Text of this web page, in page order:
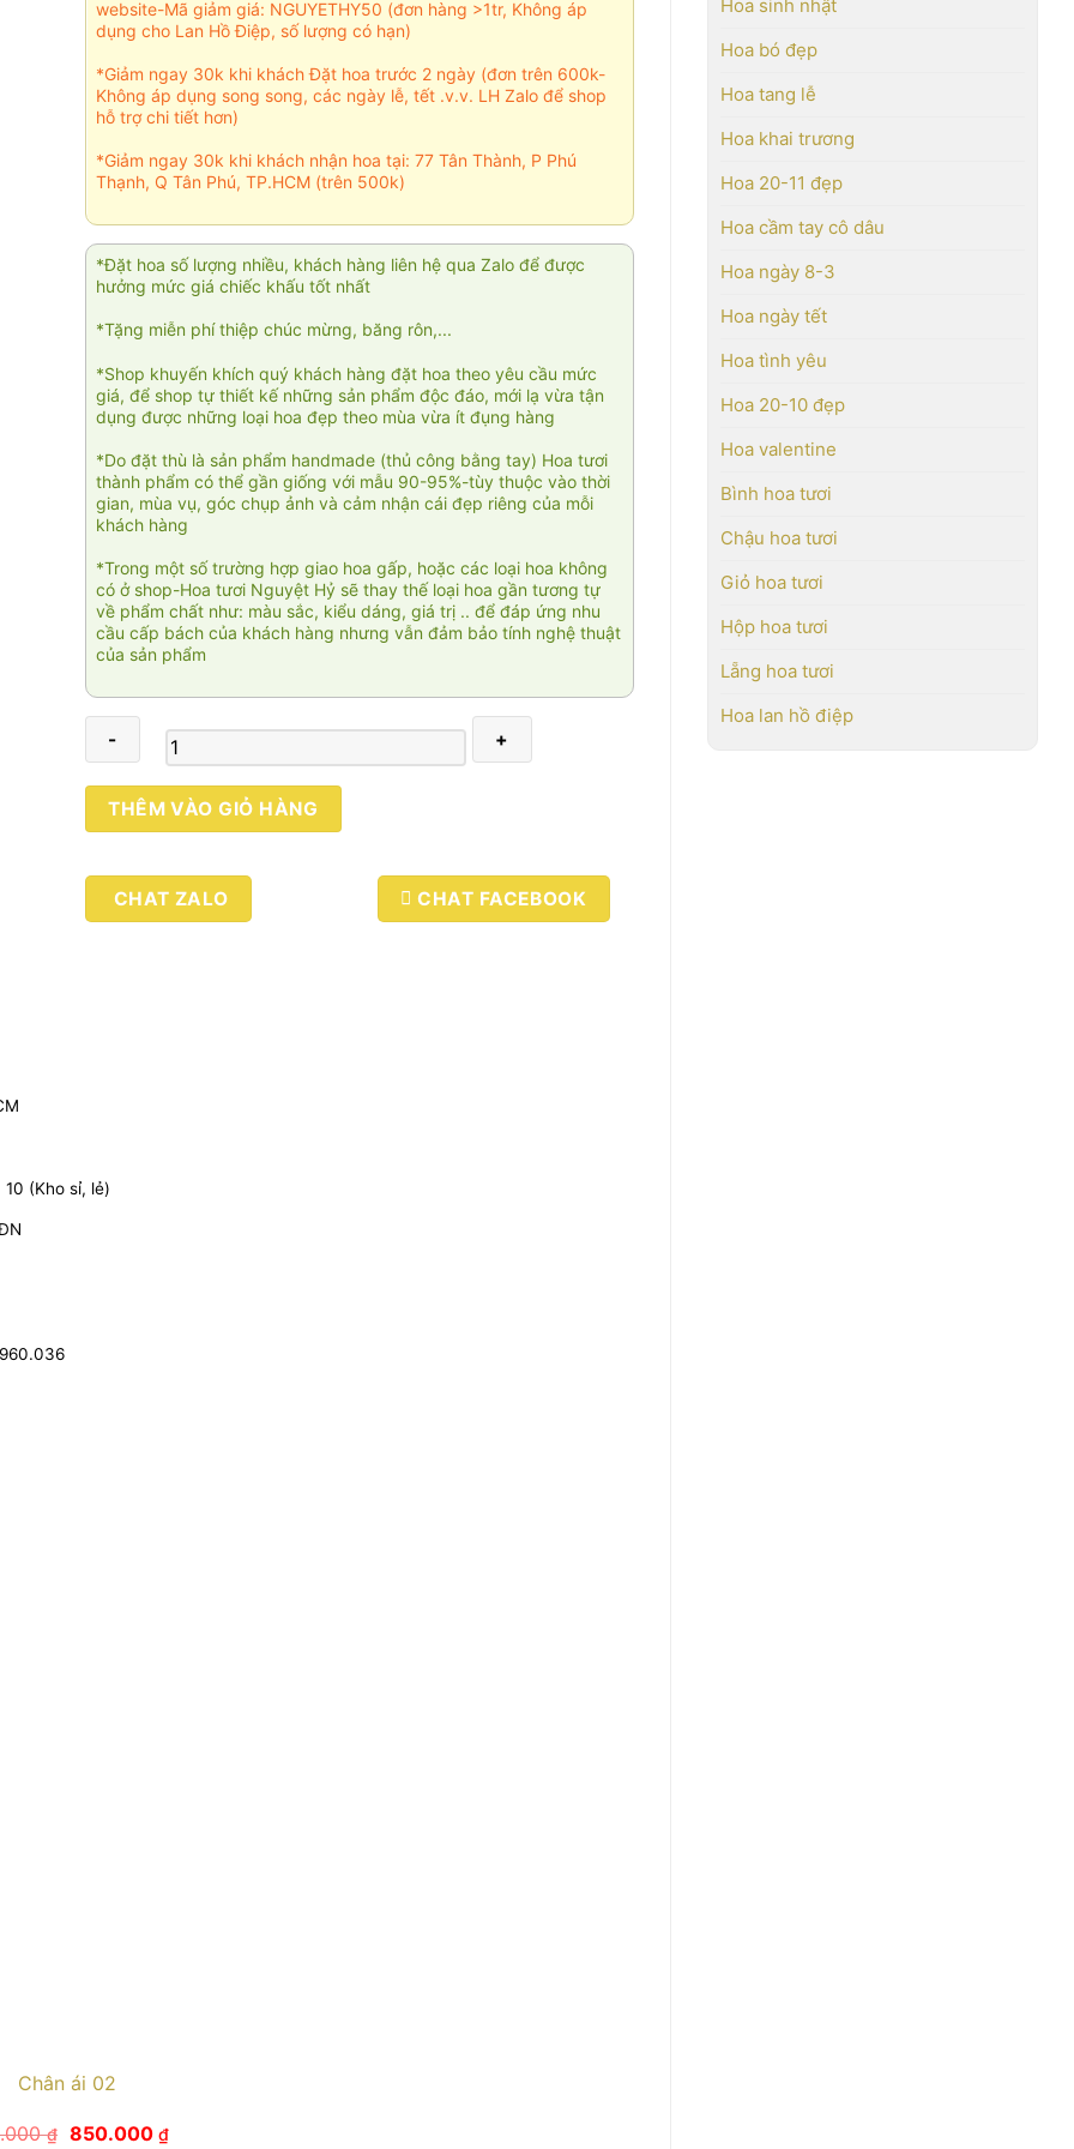
Hoa sinh nhật
Hoa bó đẹp
Hoa tang lễ
Hoa khai trương
Hoa 20-11 đẹp
Hoa cầm tay cô dâu
Hoa ngày 8-3
Hoa ngày tết
Hoa tình yêu
Hoa 20-10 đẹp
Hoa valentine
Bình hoa tươi
Chậu hoa tươi
Giỏ hoa tươi
Hộp hoa tươi
Lẵng hoa tươi
Hoa lan hồ điệp
website-Mã giảm giá: NGUYETHY50 (đơn hàng >1tr, Không áp
dụng cho Lan Hồ Điệp, số lượng có hạn)
*Giảm ngay 30k khi khách Đặt hoa trước 2 ngày (đơn trên 600k-
Không áp dụng song song, các ngày lễ, tết .v.v. LH Zalo để shop
hỗ trợ chi tiết hơn)
*Giảm ngay 30k khi khách nhận hoa tại: 77 Tân Thành, P Phú
Thạnh, Q Tân Phú, TP.HCM (trên 500k)
*Đặt hoa số lượng nhiều, khách hàng liên hệ qua Zalo để được
hưởng mức giá chiếc khấu tốt nhất
*Tặng miễn phí thiệp chúc mừng, băng rôn,...
*Shop khuyến khích quý khách hàng đặt hoa theo yêu cầu mức
giá, để shop tự thiết kế những sản phẩm độc đáo, mới lạ vừa tận
dụng được những loại hoa đẹp theo mùa vừa ít đụng hàng
*Do đặt thù là sản phẩm handmade (thủ công bằng tay) Hoa tươi
thành phẩm có thể gần giống với mẫu 90-95%-tùy thuộc vào thời
gian, mùa vụ, góc chụp ảnh và cảm nhận cái đẹp riêng của mỗi
khách hàng
*Trong một số trường hợp giao hoa gấp, hoặc các loại hoa không
có ở shop-Hoa tươi Nguyệt Hỷ sẽ thay thế loại hoa gần tương tự
về phẩm chất như: màu sắc, kiểu dáng, giá trị .. để đáp ứng nhu
cầu cấp bách của khách hàng nhưng vẫn đảm bảo tính nghệ thuật
của sản phẩm
Angel
009
lượng
THÊM VÀO GIỎ HÀNG
CHAT ZALO CHAT FACEBOOK
(Kho sỉ, lẻ)
Chân ái 02
₫ Giá
850.000 ₫Giá